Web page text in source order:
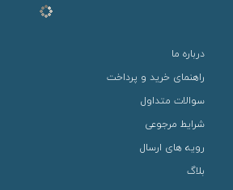
درباره ما
راهنمای خرید و پرداخت
سوالات متداول
شرایط مرجوعی
رویه های ارسال
بلاگ